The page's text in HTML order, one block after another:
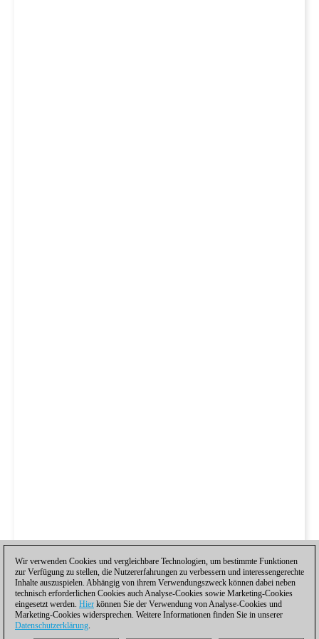
Wir verwenden Cookies und vergleichbare Technologien, um bestimmte Funktionen
zur Verfügung zu stellen, die Nutzererfahrungen zu verbessern und interessengerechte
Inhalte auszuspielen. Abhängig von ihrem Verwendungszweck können dabei neben
technisch erforderlichen Cookies auch Analyse-Cookies sowie Marketing-Cookies
eingesetzt werden. Hier können Sie der Verwendung von Analyse-Cookies und
Marketing-Cookies widersprechen. Weitere Informationen finden Sie in unserer
Datenschutzerklärung.